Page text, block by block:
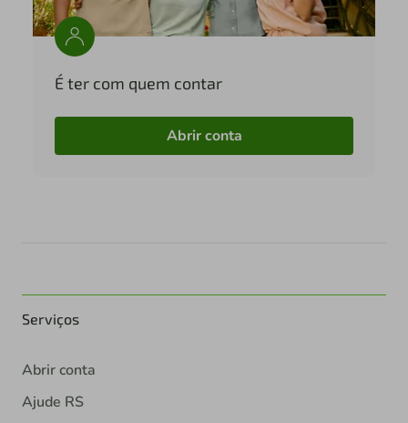
É ter com quem contar
Abrir conta
Serviços
Abrir conta
Ajude RS